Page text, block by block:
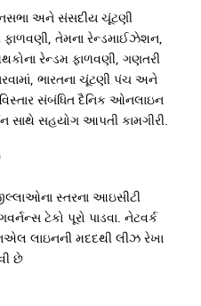
અને સંસદીય ચૂંટણી
ફાળવણી, તેમના રેન્ડમાઈઝેશન,
રેન્ડમ ફાળવણી, ગણતરી
ભારતના ચૂંટણી પંચ અને
સંબંધિત દૈનિક ઓનલાઇન
સાથે સહયોગ આપતી કામગીરી.
સ્તરના આઇસીટી
ટેકો પૂરો પાડવા. નેટવર્ક
લાઇનની મદદથી લીઝ રેખા
છે